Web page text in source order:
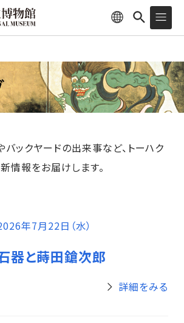
ックヤードの出来事など、トーハク
情報をお届けします。
年7月22日（水）
器と蒔田鎗次郎
詳細をみる